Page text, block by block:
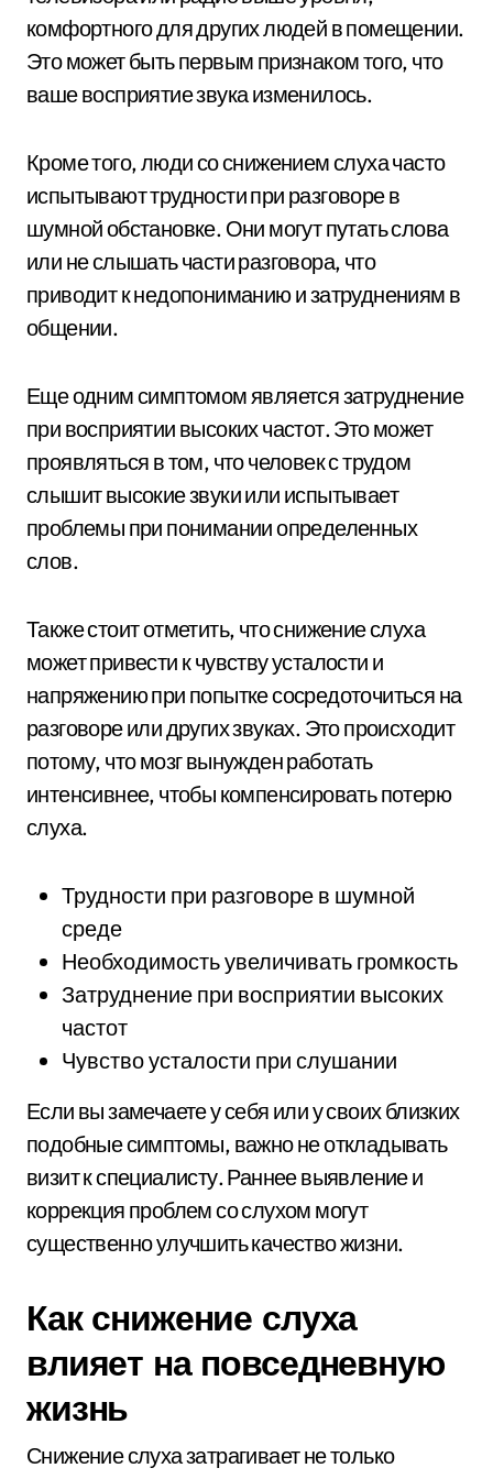
комфортного для других людей в помещении.
Это может быть первым признаком того, что
ваше восприятие звука изменилось.
Кроме того, люди со снижением слуха часто
испытывают трудности при разговоре в
шумной обстановке. Они могут путать слова
или не слышать части разговора, что
приводит к недопониманию и затруднениям в
общении.
Еще одним симптомом является затруднение
при восприятии высоких частот. Это может
проявляться в том, что человек с трудом
слышит высокие звуки или испытывает
проблемы при понимании определенных
слов.
Также стоит отметить, что снижение слуха
может привести к чувству усталости и
напряжению при попытке сосредоточиться на
разговоре или других звуках. Это происходит
потому, что мозг вынужден работать
интенсивнее, чтобы компенсировать потерю
слуха.
Трудности при разговоре в шумной
среде
Необходимость увеличивать громкость
Затруднение при восприятии высоких
частот
Чувство усталости при слушании
Если вы замечаете у себя или у своих близких
подобные симптомы, важно не откладывать
визит к специалисту. Раннее выявление и
коррекция проблем со слухом могут
существенно улучшить качество жизни.
Как снижение слуха
влияет на повседневную
жизнь
Снижение слуха затрагивает не только